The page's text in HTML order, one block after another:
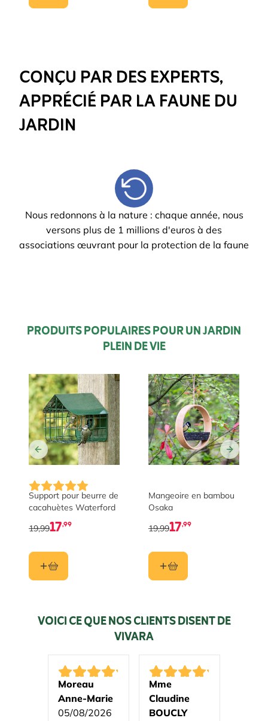
CONÇU PAR DES EXPERTS,
APPRÉCIÉ PAR LA FAUNE DU
JARDIN
Nous redonnons à la nature : chaque année, nous
versons plus de 1 millions d'euros à des
associations œuvrant pour la protection de la faune
PRODUITS POPULAIRES POUR UN JARDIN
PLEIN DE VIE
Support pour beurre de
cacahuètes Waterford
17,99
19,99
Mangeoire en bambou
Osaka
17,99
19,99
VOICI CE QUE NOS CLIENTS DISENT DE
VIVARA
Moreau
Anne-Marie
05/08/2026
Mme
Claudine
BOUCLY